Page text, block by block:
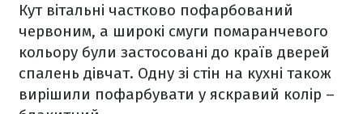
Кут вітальні частково пофарбований
червоним, а широкі смуги помаранчевого
кольору були застосовані до країв дверей
спалень дівчат. Одну зі стін на кухні також
вирішили пофарбувати у яскравий колір –